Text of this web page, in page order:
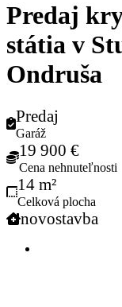
Predaj
státia v
Ondruša
Predaj
Garáž
19 900 €
Cena nehnuteľnosti
14 m²
Celková plocha
novostavba